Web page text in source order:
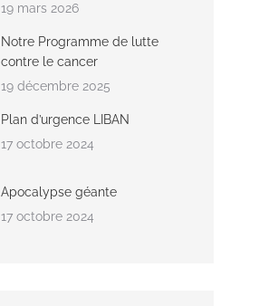
19 mars 2026
Notre Programme de lutte
contre le cancer
19 décembre 2025
Plan d’urgence LIBAN
17 octobre 2024
Apocalypse géante
17 octobre 2024